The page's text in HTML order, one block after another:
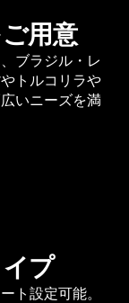
用意
ブラジル・レ
トルコリラや
いニーズを満
プ
ト設定可能。